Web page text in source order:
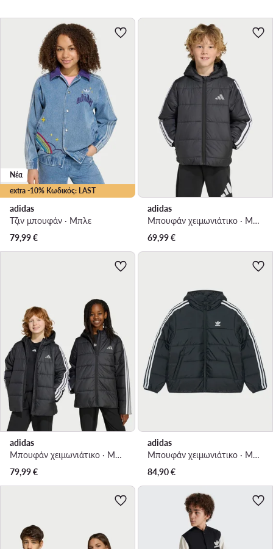
extra -10% Κωδικός: LAST
Νέα
adidas
Τζιν μπουφάν · Μπλε
79,99€
adidas
Μπουφάν χειμωνιάτικο · Μαύρο
69,99€
adidas
Μπουφάν χειμωνιάτικο · Μαύρο
79,99€
adidas
Μπουφάν χειμωνιάτικο · Μαύρο
84,90€